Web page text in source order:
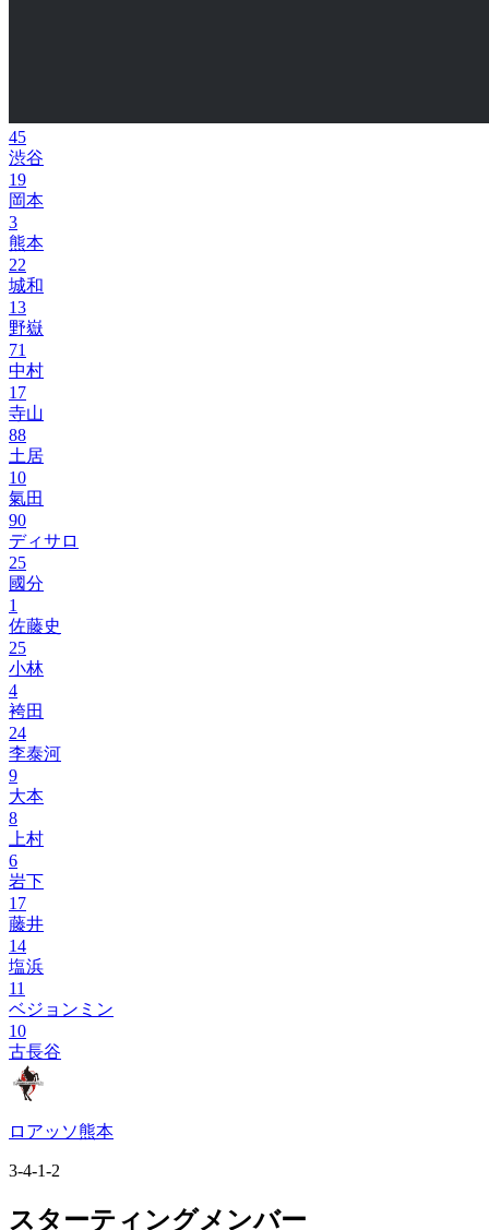
45
渋谷
19
岡本
3
熊本
22
城和
13
野嶽
71
中村
17
寺山
88
土居
10
氣田
90
ディサロ
25
國分
1
佐藤史
25
小林
4
袴田
24
李泰河
9
大本
8
上村
6
岩下
17
藤井
14
塩浜
11
ベジョンミン
10
古長谷
ロアッソ熊本
3-4-1-2
スターティングメンバー